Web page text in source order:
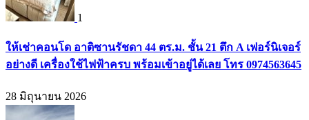
1
ให้เช่าคอนโด อาติซานรัชดา 44 ตร.ม. ชั้น 21 ตึก A เฟอร์นิเจอร์
อย่างดี เครื่องใช้ไฟฟ้าครบ พร้อมเข้าอยู่ได้เลย โทร 0974563645
28 มิถุนายน 2026